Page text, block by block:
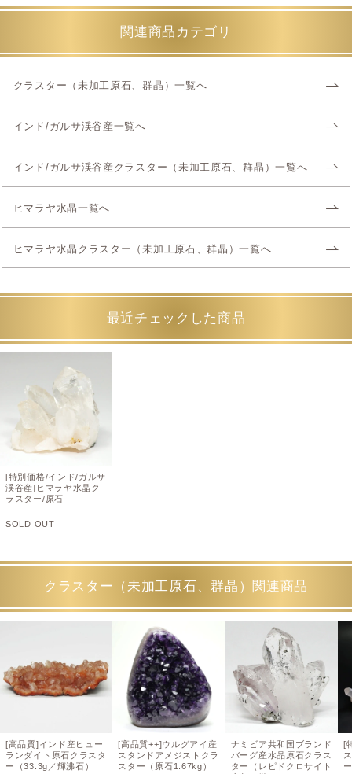
関連商品カテゴリ
クラスター（未加工原石、群晶）一覧へ
インド/ガルサ渓谷産一覧へ
インド/ガルサ渓谷産クラスター（未加工原石、群晶）一覧へ
ヒマラヤ水晶一覧へ
ヒマラヤ水晶クラスター（未加工原石、群晶）一覧へ
最近チェックした商品
[特別価格/インド/ガルサ
渓谷産]ヒマラヤ水晶ク
ラスター/原石
SOLD OUT
クラスター（未加工原石、群晶）関連商品
[高品質]インド産ヒュー
ランダイト原石クラスタ
ー（33.3g／輝沸石）
[高品質++]ウルグアイ産
スタンドアメジストクラ
スター（原石1.67kg）
ナミビア共和国ブランド
バーグ産水晶原石クラス
ター（レピドクロサイト
[